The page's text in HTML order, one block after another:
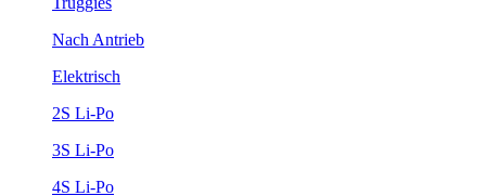
Nach Antrieb
Elektrisch
2S Li-Po
3S Li-Po
4S Li-Po